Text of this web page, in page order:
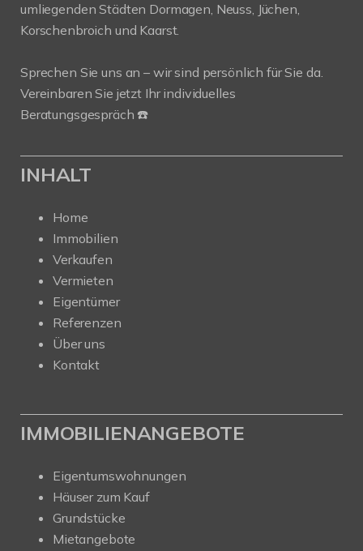
umliegenden Städten Dormagen, Neuss, Jüchen,
Korschenbroich und Kaarst.
Sprechen Sie uns an – wir sind persönlich für Sie da.
Vereinbaren Sie jetzt Ihr individuelles
Beratungsgespräch ☎️
INHALT
Home
Immobilien
Verkaufen
Vermieten
Eigentümer
Referenzen
Über uns
Kontakt
IMMOBILIENANGEBOTE
Eigentumswohnungen
Häuser zum Kauf
Grundstücke
Mietangebote